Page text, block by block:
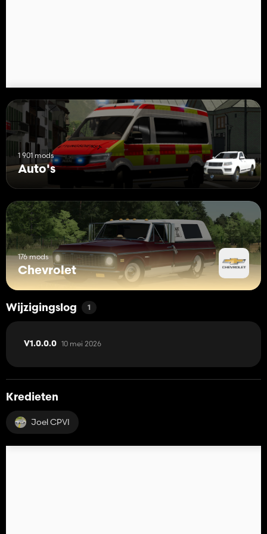
1 901 mods
Auto's
176 mods
Chevrolet
Wijzigingslog 1
V1.0.0.0 10 mei 2026
Kredieten
Joel CPVI